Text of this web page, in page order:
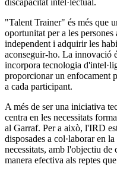
"Talent Trainer" és més que
oportunitat per a les
independent i adquirir les
aconseguir-ho. La innovació
incorpora tecnologia
proporcionar un enfocament
a cada participant.
A més de ser una iniciativa
centra en les necessitats
al Garraf. Per a això, l'IRD
disposades a col·laborar en
necessitats, amb l'objectiu de
manera efectiva als reptes